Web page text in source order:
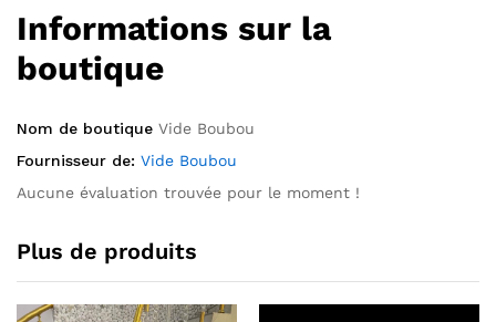
Informations sur la
boutique
Nom de boutique Vide Boubou
Fournisseur de: Vide Boubou
Aucune évaluation trouvée pour le moment !
Plus de produits